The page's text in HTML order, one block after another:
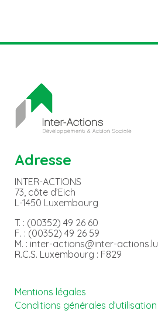
Adresse
INTER-ACTIONS
73, côte d’Eich
L-1450 Luxembourg
T. : (00352) 49 26 60
F. : (00352) 49 26 59
M. : inter-actions@inter-actions.lu
R.C.S. Luxembourg : F829
Mentions légales
Conditions générales d’utilisation